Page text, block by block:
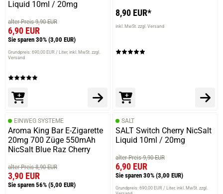
Liquid 10ml / 20mg
alter Preis 9,90 EUR
6,90 EUR
Sie sparen 30% (3,00 EUR)
Grundpreis: 690,00 EUR / Liter inkl. MwSt. zzgl.
Versand
8,90 EUR*
inkl. MwSt. zzgl. Versand
EINWEG SYSTEME
Aroma King Bar E-Zigarette
20mg 700 Züge 550mAh
NicSalt Blue Raz Cherry
alter Preis 8,90 EUR
3,90 EUR
Sie sparen 56% (5,00 EUR)
SALT
SALT Switch Cherry NicSalt
Liquid 10ml / 20mg
alter Preis 9,90 EUR
6,90 EUR
Sie sparen 30% (3,00 EUR)
Grundpreis: 690,00 EUR / Liter inkl. MwSt. zzgl.